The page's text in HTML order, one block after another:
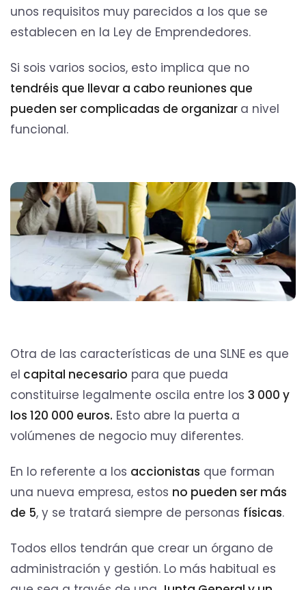
unos requisitos muy parecidos a los que se
establecen en la Ley de Emprendedores.
Si sois varios socios, esto implica que no
tendréis que llevar a cabo reuniones que
pueden ser complicadas de organizar a nivel
funcional.
Otra de las características de una SLNE es que
el capital necesario para que pueda
constituirse legalmente oscila entre los 3 000 y
los 120 000 euros. Esto abre la puerta a
volúmenes de negocio muy diferentes.
En lo referente a los accionistas que forman
una nueva empresa, estos no pueden ser más
de 5, y se tratará siempre de personas físicas.
Todos ellos tendrán que crear un órgano de
administración y gestión. Lo más habitual es